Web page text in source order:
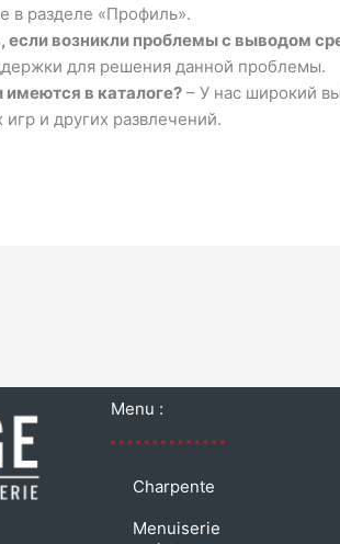
в разделе «Профиль».
если возникли проблемы с выводом
для решения данной проблемы.
имеются в каталоге? – У нас широкий
игр и других развлечений.
Menu :
Charpente
Menuiserie